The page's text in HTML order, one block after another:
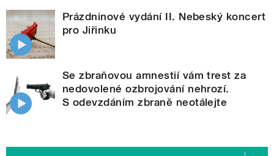
Prázdninové vydání II. Nebeský koncert
pro Jiřinku
Se zbraňovou amnestií vám trest za
nedovolené ozbrojování nehrozí.
S odevzdáním zbraně neotálejte